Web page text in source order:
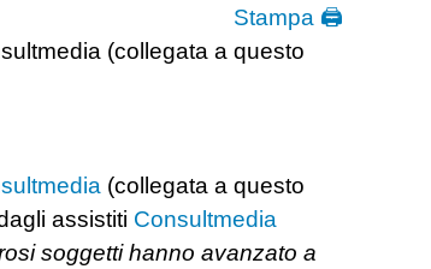
Stampa 🖨
(collegata a questo
(collegata a questo
assistiti Consultmedia
soggetti hanno avanzato a